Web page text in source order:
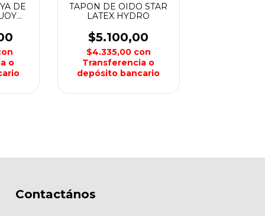
DE
o
TAPON DE OIDO STAR
LATEX HYDRO
$5.100,00
$4.335,00 con
Transferencia o
depósito bancario
Contactános